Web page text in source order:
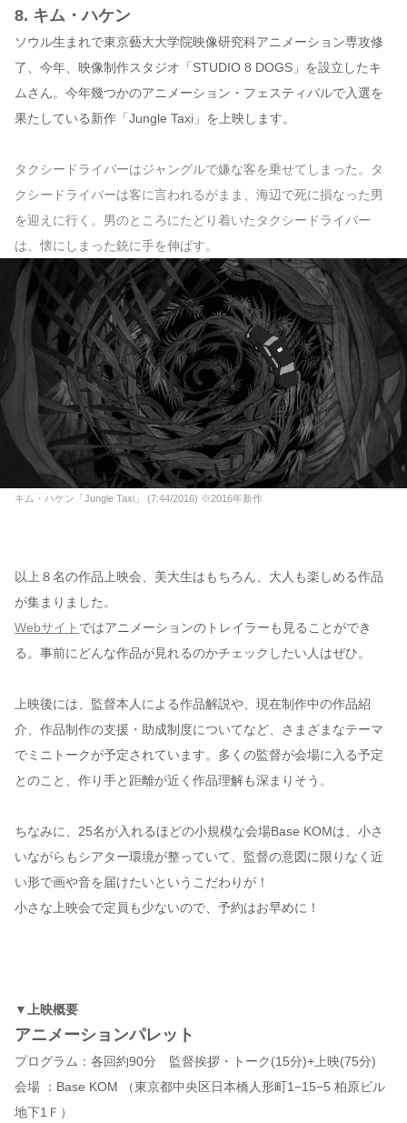
8. キム・ハケン
ソウル生まれで東京藝大大学院映像研究科アニメーション専攻修
了、今年、映像制作スタジオ「STUDIO 8 DOGS」を設立したキ
ムさん。今年幾つかのアニメーション・フェスティバルで入選を
果たしている新作「Jungle Taxi」を上映します。
タクシードライバーはジャングルで嫌な客を乗せてしまった。タ
クシードライバーは客に言われるがまま、海辺で死に損なった男
を迎えに行く。男のところにたどり着いたタクシードライバー
は、懐にしまった銃に手を伸ばす。
キム・ハケン「Jungle Taxi」 (7:44/2016) ※2016年新作
以上８名の作品上映会、美大生はもちろん、大人も楽しめる作品
が集まりました。
Webサイト ではアニメーションのトレイラーも見ることができ
る。事前にどんな作品が見れるのかチェックしたい人はぜひ。
上映後には、監督本人による作品解説や、現在制作中の作品紹
介、作品制作の支援・助成制度についてなど、さまざまなテーマ
でミニトークが予定されています。多くの監督が会場に入る予定
とのこと、作り手と距離が近く作品理解も深まりそう。
ちなみに、25名が入れるほどの小規模な会場Base KOMは、小さ
いながらもシアター環境が整っていて、監督の意図に限りなく近
い形で画や音を届けたいというこだわりが！
小さな上映会で定員も少ないので、予約はお早めに！
▼上映概要
アニメーションパレット
プログラム：各回約90分 監督挨拶・トーク(15分)+上映(75分)
会場 ：Base KOM （東京都中央区日本橋人形町1−15−5 柏原ビル
地下1Ｆ）